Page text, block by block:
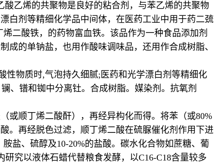
乙烯的共聚物是良好的粘合剂，与苯乙烯的共聚物
白剂等精细化学品中间体，在医药工业中用于药二巯
二酸铁，的药物富血铁。该品作为一种食品添加剂
的单钠盐，也用作酸味调味品，还用作合成树脂、
性物质时,气泡持久细腻;医药和光学漂白剂等精细化
、镨和铷中分离钍。合成树脂。媒染剂。抗氧剂
或顺丁烯二酸酐），再经异构化而得。将苯（或80%
。再经脱色过滤，顺丁烯二酸在硫脲催化剂作用下进
盐、硫醇及10-20%的盐酸。碳水化合物如蔗糖、葡
究以液体石蜡代替粮食发酵，以C16-C18含量较多